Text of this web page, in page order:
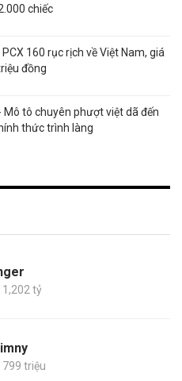
chiếc
160 rục rịch về Việt Nam, giá
đồng
Mô tô chuyên phượt việt dã đến
thức trình làng
tỷ
799 triệu